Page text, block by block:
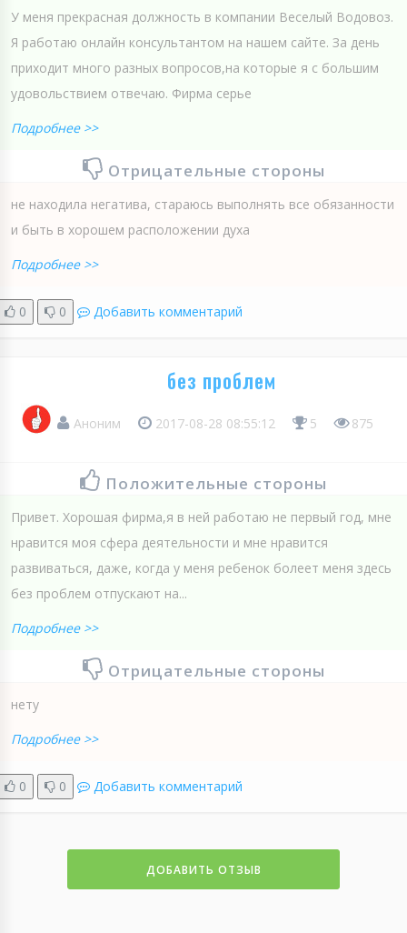
У меня прекрасная должность в компании Веселый Водовоз.
Я работаю онлайн консультантом на нашем сайте. За день
приходит много разных вопросов,на которые я с большим
удовольствием отвечаю. Фирма серье
Подробнее >>
Отрицательные стороны
не находила негатива, стараюсь выполнять все обязанности
и быть в хорошем расположении духа
Подробнее >>
0 0 Добавить комментарий
без проблем
Аноним 2017-08-28 08:55:12 5 875
Положительные стороны
Привет. Хорошая фирма,я в ней работаю не первый год, мне
нравится моя сфера деятельности и мне нравится
развиваться, даже, когда у меня ребенок болеет меня здесь
без проблем отпускают на...
Подробнее >>
Отрицательные стороны
нету
Подробнее >>
0 0 Добавить комментарий
ДОБАВИТЬ ОТЗЫВ